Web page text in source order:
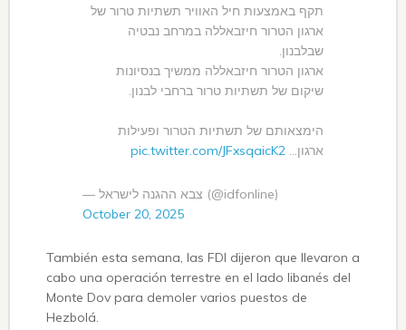
תקף באמצעות חיל האוויר תשתיות טרור של
ארגון הטרור חיזבאללה במרחב נבטיה
שבלבנון.
ארגון הטרור חיזבאללה ממשיך בנסיונות
שיקום של תשתיות טרור ברחבי לבנון.
הימצאותם של תשתיות הטרור ופעילות
ארגון… pic.twitter.com/JFxsqaicK2
— צבא ההגנה לישראל (@idfonline)
October 20, 2025
También esta semana, las FDI dijeron que llevaron a
cabo una operación terrestre en el lado libanés del
Monte Dov para demoler varios puestos de
Hezbolá.